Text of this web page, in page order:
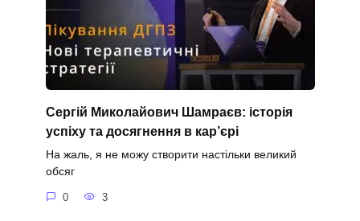
Сергій Миколайович Шамраєв: історія
успіху та досягнення в кар’єрі
На жаль, я не можу створити настільки великий
обсяг
0 3